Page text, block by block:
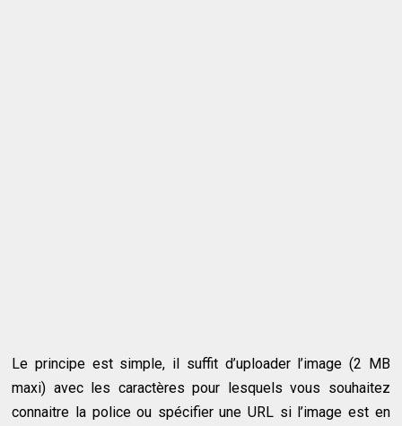
Le principe est simple, il suffit d’uploader l’image (2 MB
maxi) avec les caractères pour lesquels vous souhaitez
connaitre la police ou spécifier une URL si l’image est en